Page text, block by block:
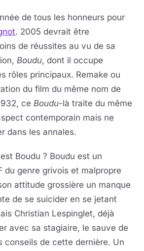
de tous les honneurs pour
. 2005 devrait être
de réussites au vu de sa
Boudu, dont il occupe
rôles principaux. Remake ou
du film du même nom de
ce Boudu-là traite du même
contemporain mais ne
dans les annales.
Boudu ? Boudu est un
du genre grivois et malpropre
attitude grossière un manque
de se suicider en se jetant
Christian Lespinglet, déjà
avec sa stagiaire, le sauve de
conseils de cette dernière. Un